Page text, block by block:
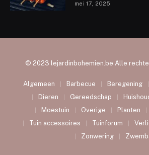
mei 17, 2025
© 2023 lejardinbohemien.be Alle
Algemeen Barbecue Beregening
Dieren
Gereedschap
Moestuin
Overige Planten
Tuin accessoires
Tuinforum
Zonwering